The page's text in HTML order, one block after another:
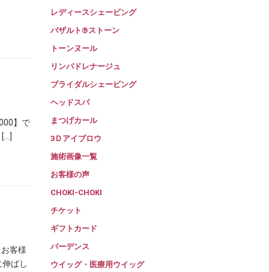
】で
客様
ばし
レディースシェービング
バザルト®ストーン
トーンヌール
リンパドレナージュ
ブライダルシェービング
ヘッドスパ
まつげカール
3Ｄアイブロウ
施術画像一覧
お客様の声
CHOKI-CHOKI
チケット
ギフトカード
バーデンス
ウイッグ・医療用ウイッグ